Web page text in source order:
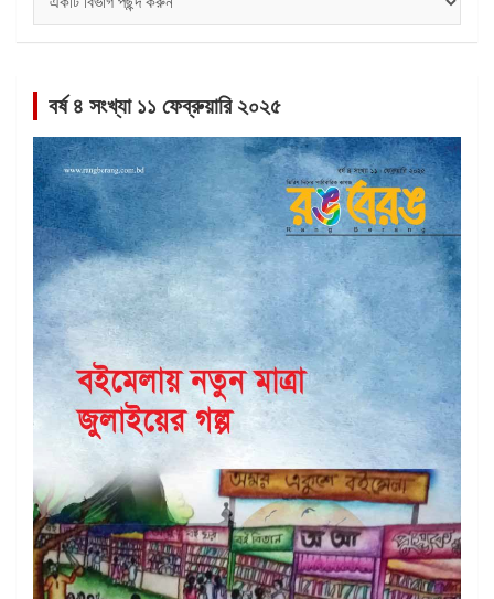
সমূহ
বর্ষ ৪ সংখ্যা ১১ ফেব্রুয়ারি ২০২৫